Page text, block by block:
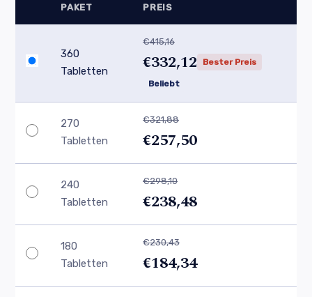
PAKET PREIS
360
Tabletten
€415,16
€332,12 Bester Preis
Beliebt
270
Tabletten
€321,88
€257,50
240
Tabletten
€298,10
€238,48
180
Tabletten
€230,43
€184,34